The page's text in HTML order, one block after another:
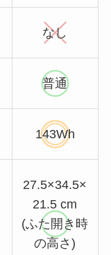
なし
普通
143Wh
27.5×34.5×
21.5 cm
(ふた開き時
の高さ)